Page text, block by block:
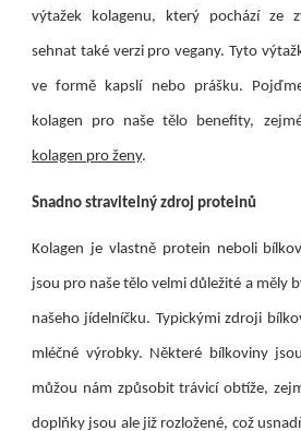
výtažek kolagenu, který pochází ze
sehnat také verzi pro vegany. Tyto
ve formě kapslí nebo prášku.
kolagen pro naše tělo benefity,
kolagen pro ženy.
Snadno stravitelný zdroj proteinů
Kolagen je vlastně protein neboli
jsou pro naše tělo velmi důležité a měly
našeho jídelníčku. Typickými zdroji
mléčné výrobky. Některé bílkoviny
můžou nám způsobit trávicí obtíže,
doplňky jsou ale již rozložené, což